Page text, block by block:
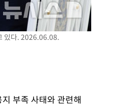
있다. 2026.06.08.
부족 사태와 관련해